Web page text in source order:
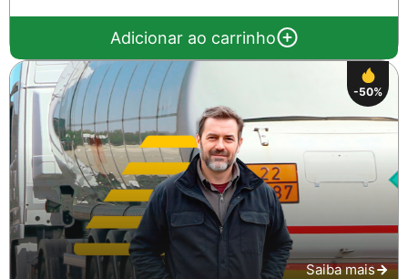
Adicionar ao carrinho
-50%
Saiba mais